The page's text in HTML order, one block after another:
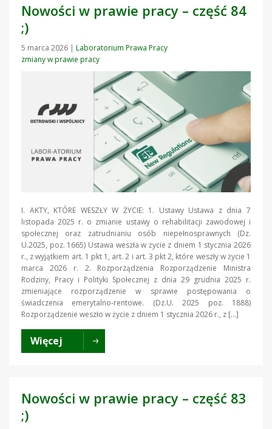
Nowości w prawie pracy – część 84
;)
5 marca 2026 | Laboratorium Prawa Pracy
zmiany w prawie pracy
I. AKTY, KTÓRE WESZŁY W ŻYCIE: 1. Ustawy Ustawa z dnia 7
listopada 2025 r. o zmianie ustawy o rehabilitacji zawodowej i
społecznej oraz zatrudnianiu osób niepełnosprawnych (Dz.
U.2025, poz. 1665) Ustawa weszła w życie z dniem 1 stycznia 2026
r., z wyjątkiem art. 1 pkt 1, art. 2 i art. 3 pkt 2, które weszły w życie 1
marca 2026 r. 2. Rozporządzenia Rozporządzenie Ministra
Rodziny, Pracy i Polityki Społecznej z dnia 29 grudnia 2025 r.
zmieniające rozporządzenie w sprawie postępowania o
świadczenia emerytalno-rentowe. (Dz.U. 2025 poz. 1888)
Rozporządzenie weszło w życie z dniem 1 stycznia 2026 r., z […]
Więcej
Nowości w prawie pracy – część 83
;)